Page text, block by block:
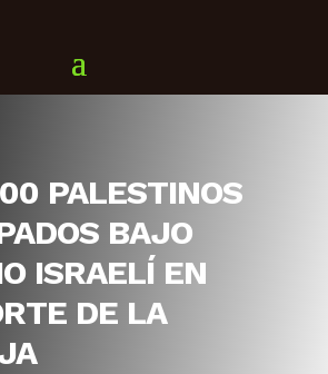
PALESTINOS
BAJO
ISRAELÍ EN
DE LA